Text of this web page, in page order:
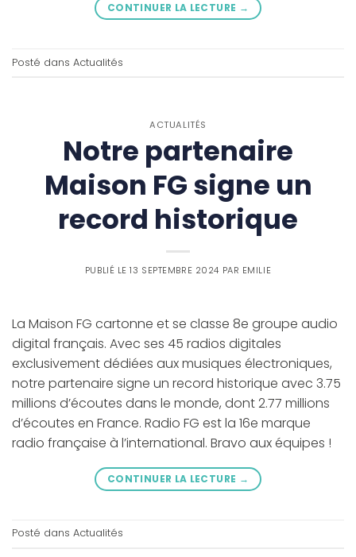
CONTINUER LA LECTURE →
Posté dans Actualités
ACTUALITÉS
Notre partenaire
Maison FG signe un
record historique
PUBLIÉ LE13 SEPTEMBRE 2024 PAR EMILIE
La Maison FG cartonne et se classe 8e groupe audio
digital français. Avec ses 45 radios digitales
exclusivement dédiées aux musiques électroniques,
notre partenaire signe un record historique avec 3.75
millions d’écoutes dans le monde, dont 2.77 millions
d’écoutes en France. Radio FG est la 16e marque
radio française à l’international. Bravo aux équipes !
CONTINUER LA LECTURE →
Posté dans Actualités